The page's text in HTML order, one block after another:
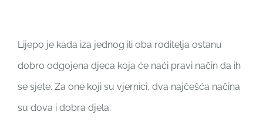
Lijepo je kada iza jednog ili oba roditelja ostanu
dobro odgojena djeca koja će naći pravi način da ih
se sjete. Za one koji su vjernici, dva najčešća načina
su dova i dobra djela.